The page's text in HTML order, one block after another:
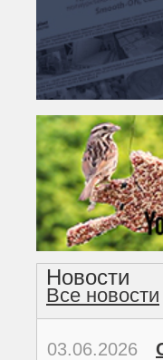
Новости
Все новости
03.06.2026